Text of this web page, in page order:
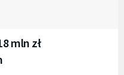
mln zł